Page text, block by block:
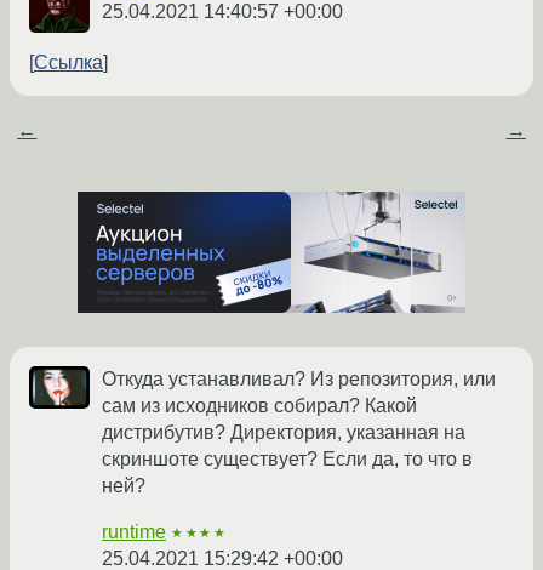
25.04.2021 14:40:57 +00:00
Ссылка
← →
Откуда устанавливал? Из репозитория, или
сам из исходников собирал? Какой
дистрибутив? Директория, указанная на
скриншоте существует? Если да, то что в
ней?
runtime ★★★★
25.04.2021 15:29:42 +00:00